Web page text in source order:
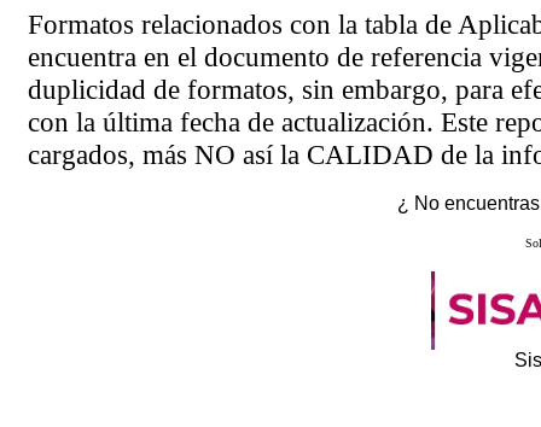
Formatos relacionados con la tabla de
encuentra en el documento de referencia
duplicidad de formatos, sin embargo, para
con la última fecha de actualización. Este
cargados, más NO así la CALIDAD de la
¿ No